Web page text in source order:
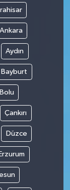
Ankara
Aydın
Bayburt
Bolu
Çankırı
Düzce
Erzurum